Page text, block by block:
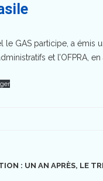
GAS participe, a émis
et l’OFPRA,
: UN AN APRÈS, LE